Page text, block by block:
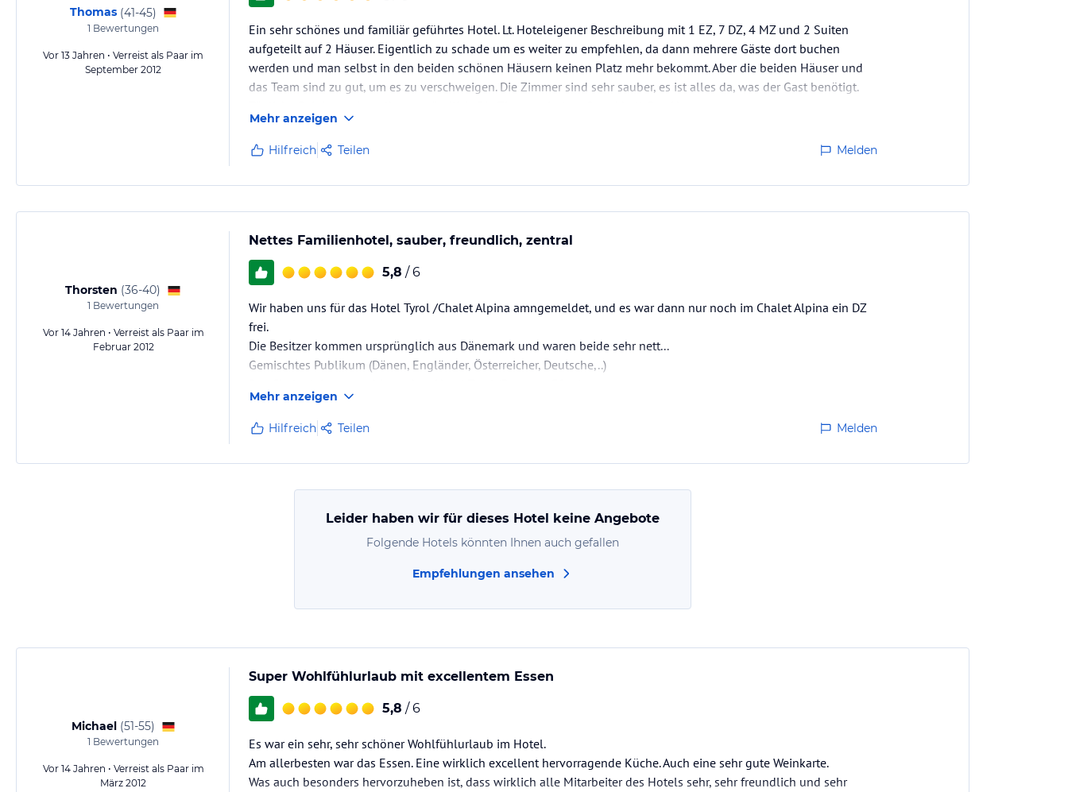
Thomas (41-45)
1 Bewertungen
Vor 13 Jahren • Verreist als Paar im
September 2012
Ein sehr schönes und familiär geführtes Hotel. Lt. Hoteleigener Beschreibung mit 1 EZ, 7 DZ, 4 MZ und 2 Suiten
aufgeteilt auf 2 Häuser. Eigentlich zu schade um es weiter zu empfehlen, da dann mehrere Gäste dort buchen
werden und man selbst in den beiden schönen Häusern keinen Platz mehr bekommt. Aber die beiden Häuser und
das Team sind zu gut, um es zu verschweigen. Die Zimmer sind sehr sauber, es ist alles da, was der Gast benötigt.
Mehr anzeigen
Hilfreich Teilen Melden
Thorsten (36-40)
1 Bewertungen
Vor 14 Jahren • Verreist als Paar im
Februar 2012
Nettes Familienhotel, sauber, freundlich, zentral
5,8 / 6
Wir haben uns für das Hotel Tyrol /Chalet Alpina amngemeldet, und es war dann nur noch im Chalet Alpina ein DZ
frei.
Die Besitzer kommen ursprünglich aus Dänemark und waren beide sehr nett...
Gemischtes Publikum (Dänen, Engländer, Österreicher, Deutsche,..)
Das Essen wurde im Hotel serviert (Frühstpückbuffett und Abendessen 3 Gänge mit leckeren Spezilitäten (Suppe +
Lende im Teigmantel, Ente in Orangesauce, Bologneselasagne) + Salatbuffet +…
Mehr anzeigen
Hilfreich Teilen Melden
Leider haben wir für dieses Hotel keine Angebote
Folgende Hotels könnten Ihnen auch gefallen
Empfehlungen ansehen
Michael (51-55)
1 Bewertungen
Vor 14 Jahren • Verreist als Paar im
März 2012
Super Wohlfühlurlaub mit excellentem Essen
5,8 / 6
Es war ein sehr, sehr schöner Wohlfühlurlaub im Hotel.
Am allerbesten war das Essen. Eine wirklich excellent hervorragende Küche. Auch eine sehr gute Weinkarte.
Was auch besonders hervorzuheben ist, dass wirklich alle Mitarbeiter des Hotels sehr, sehr freundlich und sehr